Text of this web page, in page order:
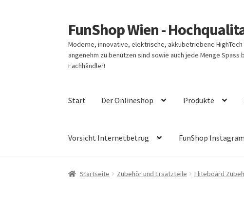
Zur
Navigation
springen
Zum
Inhalt
springen
FunShop Wien -
Moderne, innovative, elektrische, akkubetriebene
angenehm zu benutzen sind sowie auch jede Menge
Fachhändler!
Start Der Onlineshop Produkte
Vorsicht Internetbetrug FunShop
Startseite Zubehör und Ersatzteile Fliteboard